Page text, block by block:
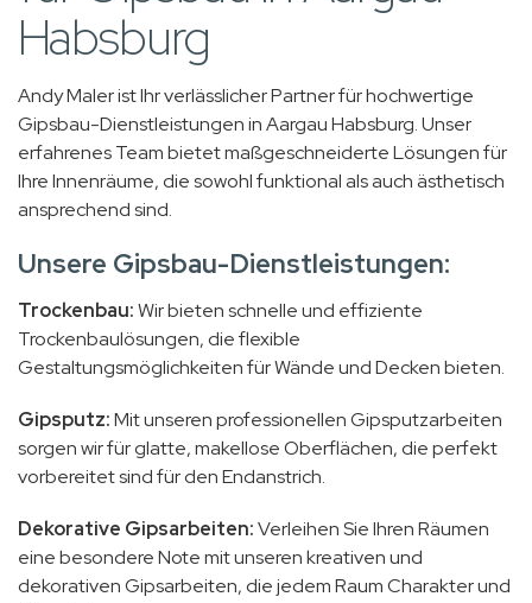
Habsburg
Andy Maler ist Ihr verlässlicher Partner für hochwertige
Gipsbau-Dienstleistungen in Aargau Habsburg. Unser
erfahrenes Team bietet maßgeschneiderte Lösungen für
Ihre Innenräume, die sowohl funktional als auch ästhetisch
ansprechend sind.
Unsere Gipsbau-Dienstleistungen:
Trockenbau:Wir bieten schnelle und effiziente
Trockenbaulösungen, die flexible
Gestaltungsmöglichkeiten für Wände und Decken bieten.
Gipsputz:Mit unseren professionellen Gipsputzarbeiten
sorgen wir für glatte, makellose Oberflächen, die perfekt
vorbereitet sind für den Endanstrich.
Dekorative Gipsarbeiten:Verleihen Sie Ihren Räumen
eine besondere Note mit unseren kreativen und
dekorativen Gipsarbeiten, die jedem Raum Charakter und